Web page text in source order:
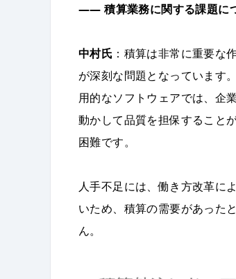
――積算業務に関する課題に
中村氏 ：積算は非常に重要な
が深刻な問題となっています
用的なソフトウェアでは、企
動かして品質を担保すること
困難です。
人手不足には、働き方改革に
いため、積算の需要があった
ん。